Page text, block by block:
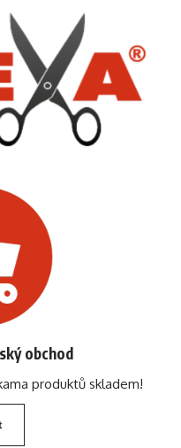
obchod
produktů skladem!